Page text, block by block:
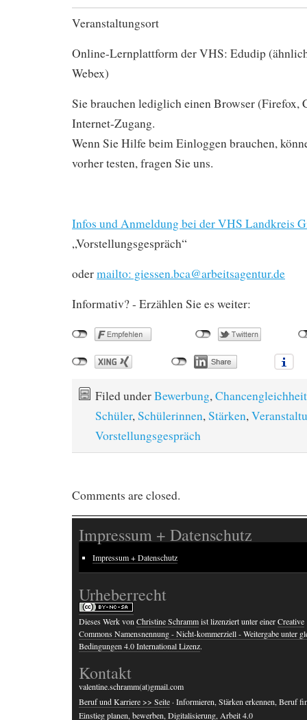
Veranstaltungsort
Online-Lernplattform der VHS: Edudip
Webex)
Sie brauchen lediglich einen Browser (Firefox,
Internet-Zugang.
Wenn Sie Hilfe beim Einloggen brauchen,
vorher testen, fragen Sie uns.
Infos und Anmeldung bei der VHS Landkreis
„Vorstellungsgespräch“
odermailto: giessen.bca@arbeitsagentur.de
Informativ? - Erzählen Sie es weiter:
Filed underBewerbung, Chancengleichheit
Schüler, Schülerinnen, Stärken,
Vorstellungsgespräch
Comments are closed.
Impressum + Datenschutz
Impressum + Datenschutz
Urheberrecht
Dieses Werk von Christine Schrammist lizenziert unter einerCreative
Commons Namensnennung - Nicht-kommerziell - Weitergabe unter
Bedingungen 4.0 International Lizenz.
Kontakt
valentine.schramm(at)gmail.com
Beruf und Karriere >> Seite · Informieren, Stärken erkennen, Beruf
Einstieg planen, bewerben, Digitalisierung, Arbeit 4.0